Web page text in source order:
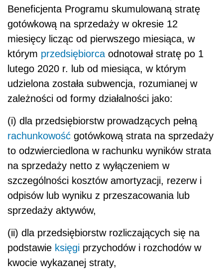
Beneficjenta Programu skumulowaną stratę
gotówkową na sprzedaży w okresie 12
miesięcy licząc od pierwszego miesiąca, w
którym przedsiębiorca odnotował stratę po 1
lutego 2020 r. lub od miesiąca, w którym
udzielona została subwencja, rozumianej w
zależności od formy działalności jako:
(i) dla przedsiębiorstw prowadzących pełną
rachunkowość gotówkową strata na sprzedaży
to odzwierciedlona w rachunku wyników strata
na sprzedaży netto z wyłączeniem w
szczególności kosztów amortyzacji, rezerw i
odpisów lub wyniku z przeszacowania lub
sprzedaży aktywów,
(ii) dla przedsiębiorstw rozliczających się na
podstawie księgi przychodów i rozchodów w
kwocie wykazanej straty,